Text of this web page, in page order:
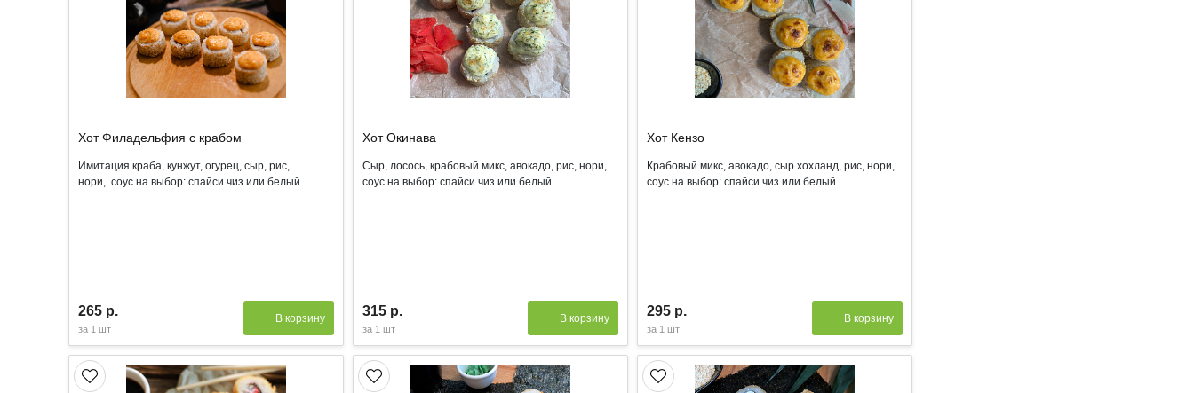
Хот Филадельфия с крабом
Имитация краба, кунжут, огурец, сыр, рис,
нори, соус на выбор: спайси чиз или белый
265 р.
за 1 шт
В корзину
Хот Окинава
Сыр, лосось, крабовый микс, авокадо, рис, нори,
соус на выбор: спайси чиз или белый
315 р.
за 1 шт
В корзину
Хот Кензо
Крабовый микс, авокадо, сыр хохланд, рис, нори,
соус на выбор: спайси чиз или белый
295 р.
за 1 шт
В корзину